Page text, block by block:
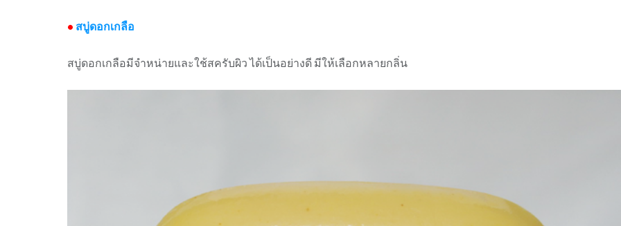
• สบู่ดอกเกลือ
สบู่ดอกเกลือมีจำหน่ายและใช้สครับผิว ได้เป็นอย่างดี มีให้เลือกหลายกลิ่น